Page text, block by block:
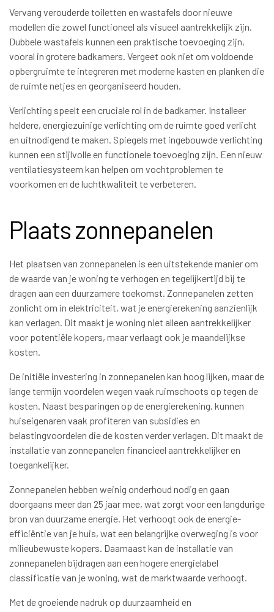
Vervang verouderde toiletten en wastafels door nieuwe
modellen die zowel functioneel als visueel aantrekkelijk zijn.
Dubbele wastafels kunnen een praktische toevoeging zijn,
vooral in grotere badkamers. Vergeet ook niet om voldoende
opbergruimte te integreren met moderne kasten en planken die
de ruimte netjes en georganiseerd houden.
Verlichting speelt een cruciale rol in de badkamer. Installeer
heldere, energiezuinige verlichting om de ruimte goed verlicht
en uitnodigend te maken. Spiegels met ingebouwde verlichting
kunnen een stijlvolle en functionele toevoeging zijn. Een nieuw
ventilatiesysteem kan helpen om vochtproblemen te
voorkomen en de luchtkwaliteit te verbeteren.
Plaats zonnepanelen
Het plaatsen van zonnepanelen is een uitstekende manier om
de waarde van je woning te verhogen en tegelijkertijd bij te
dragen aan een duurzamere toekomst. Zonnepanelen zetten
zonlicht om in elektriciteit, wat je energierekening aanzienlijk
kan verlagen. Dit maakt je woning niet alleen aantrekkelijker
voor potentiële kopers, maar verlaagt ook je maandelijkse
kosten.
De initiële investering in zonnepanelen kan hoog lijken, maar de
lange termijn voordelen wegen vaak ruimschoots op tegen de
kosten. Naast besparingen op de energierekening, kunnen
huiseigenaren vaak profiteren van subsidies en
belastingvoordelen die de kosten verder verlagen. Dit maakt de
installatie van zonnepanelen financieel aantrekkelijker en
toegankelijker.
Zonnepanelen hebben weinig onderhoud nodig en gaan
doorgaans meer dan 25 jaar mee, wat zorgt voor een langdurige
bron van duurzame energie. Het verhoogt ook de energie-
efficiëntie van je huis, wat een belangrijke overweging is voor
milieubewuste kopers. Daarnaast kan de installatie van
zonnepanelen bijdragen aan een hogere energielabel
classificatie van je woning, wat de marktwaarde verhoogt.
Met de groeiende nadruk op duurzaamheid en